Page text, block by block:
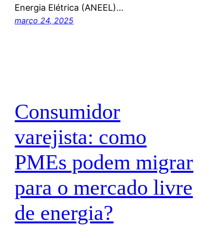
Energia Elétrica (ANEEL)…
março 24, 2025
Consumidor
varejista: como
PMEs podem migrar
para o mercado livre
de energia?